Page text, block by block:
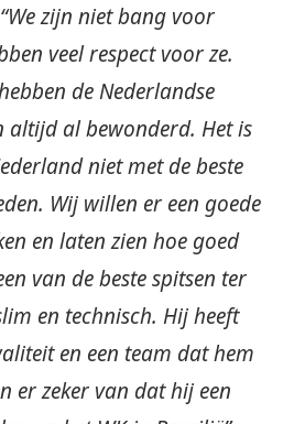
“We zijn niet bang voor
veel respect voor ze.
de Nederlandse
altijd al bewonderd. Het is
niet met de beste
Wij willen er een goede
en laten zien hoe goed
van de beste spitsen ter
en technisch. Hij heeft
en een team dat hem
er zeker van dat hij een